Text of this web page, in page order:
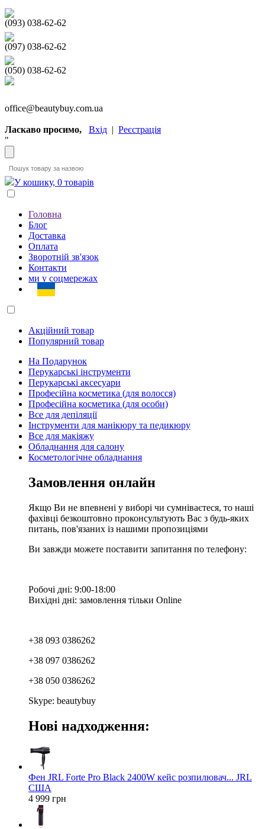
(093) 038-62-62
(097) 038-62-62
(050) 038-62-62
office@beautybuy.com.ua
Ласкаво просимо, Вхід | Реєстрація
"
У кошику, 0 товарів
Головна
Блог
Доставка
Оплата
Зворотній зв'язок
Контакти
ми у соцмережах
Акційний товар
Популярний товар
На Подарунок
Перукарські інструменти
Перукарські аксесуари
Професійна косметика (для волосся)
Професійна косметика (для особи)
Все для депіляції
Інструменти для манікюру та педикюру
Все для макіяжу
Обладнання для салону
Косметологічне обладнання
Замовлення онлайн
Якщо Ви не впевнені у виборі чи сумніваєтеся, то наші
фахівці безкоштовно проконсультують Вас з будь-яких
питань, пов'язаних із нашими пропозиціями
Ви завжди можете поставити запитання по телефону:
Робочі дні: 9:00-18:00
Вихідні дні: замовлення тільки Online
+38 093 0386262
+38 097 0386262
+38 050 0386262
Skype: beautybuy
Нові надходження:
Фен JRL Forte Pro Black 2400W кейс розпилювач... JRL
США
4 999 грн